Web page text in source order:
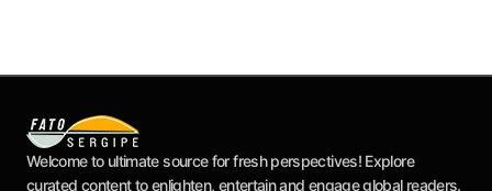
Welcome to ultimate source for fresh perspectives! Explore
curated content to enlighten, entertain and engage global readers.